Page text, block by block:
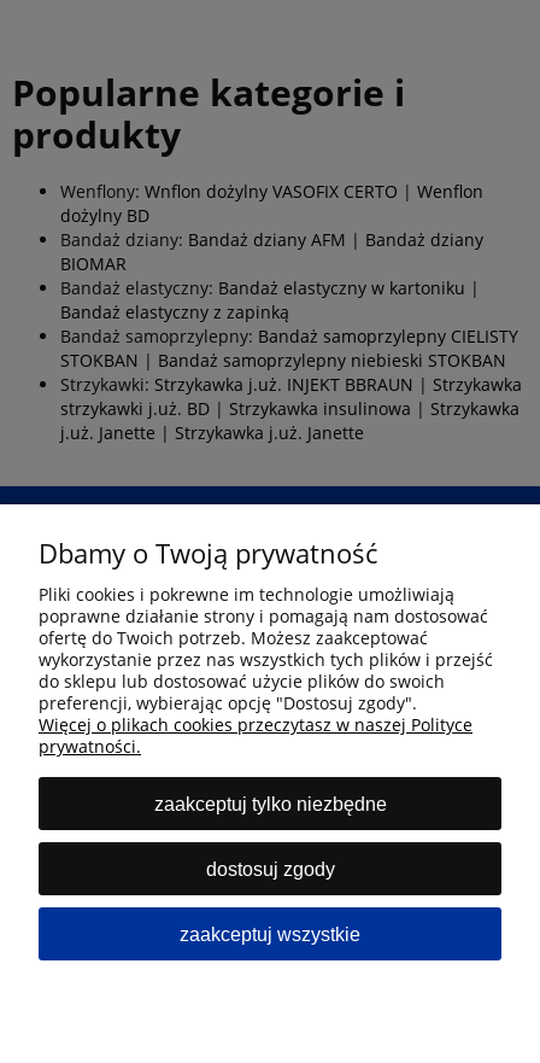
Popularne kategorie i
produkty
Wenflony: Wnflon dożylny VASOFIX CERTO | Wenflon
dożylny BD
Bandaż dziany: Bandaż dziany AFM | Bandaż dziany
BIOMAR
Bandaż elastyczny: Bandaż elastyczny w kartoniku |
Bandaż elastyczny z zapinką
Bandaż samoprzylepny: Bandaż samoprzylepny CIELISTY
STOKBAN | Bandaż samoprzylepny niebieski STOKBAN
Strzykawki: Strzykawka j.uż. INJEKT BBRAUN | Strzykawka
strzykawki j.uż. BD | Strzykawka insulinowa | Strzykawka
j.uż. Janette | Strzykawka j.uż. Janette
Przejdź
Informacje
Płatność i dostawa
Moje konto
Kontakt
Infolinia
Dbamy o Twoją prywatność
Pliki cookies i pokrewne im technologie umożliwiają
poprawne działanie strony i pomagają nam dostosować
ofertę do Twoich potrzeb. Możesz zaakceptować
wykorzystanie przez nas wszystkich tych plików i przejść
do sklepu lub dostosować użycie plików do swoich
preferencji, wybierając opcję "Dostosuj zgody".
Więcej o plikach cookies przeczytasz w naszej Polityce
prywatności.
zaakceptuj tylko niezbędne
dostosuj zgody
zaakceptuj wszystkie